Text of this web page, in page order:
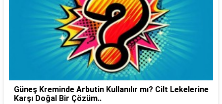
Güneş Kreminde Arbutin Kullanılır mı? Cilt Lekelerine
Karşı Doğal Bir Çözüm..